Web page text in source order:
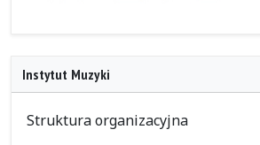
Instytut Muzyki
Struktura organizacyjna